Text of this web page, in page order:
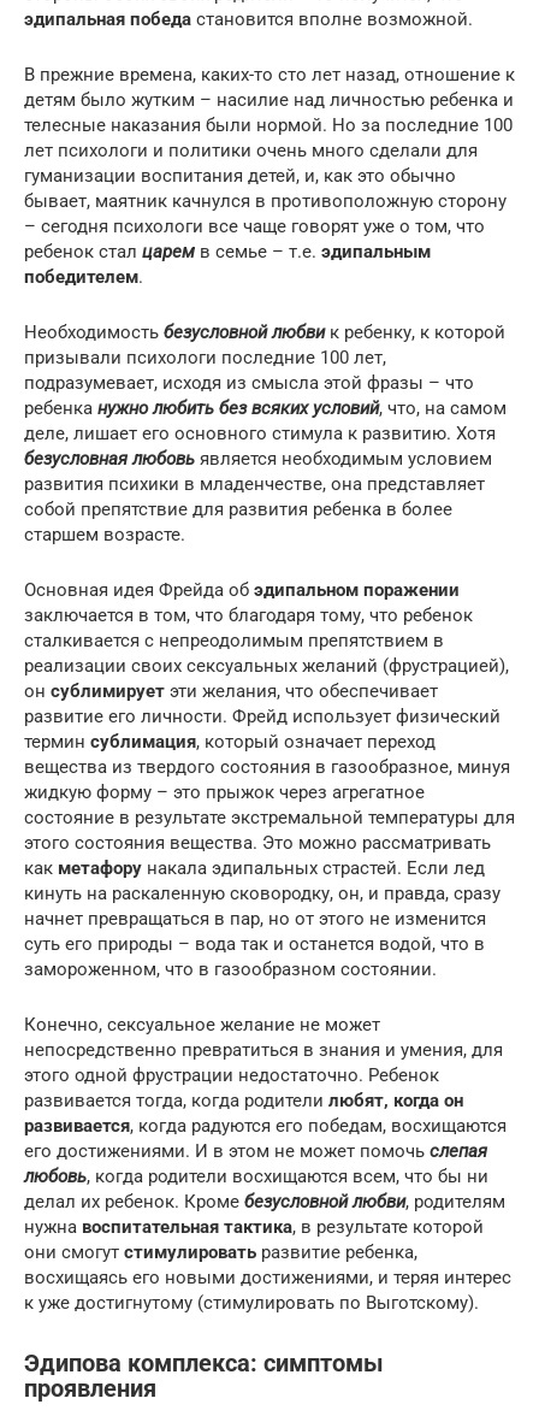
эдипальная победа становится вполне возможной.
В прежние времена, каких-то сто лет назад, отношение к
детям было жутким – насилие над личностью ребенка и
телесные наказания были нормой. Но за последние 100
лет психологи и политики очень много сделали для
гуманизации воспитания детей, и, как это обычно
бывает, маятник качнулся в противоположную сторону
– сегодня психологи все чаще говорят уже о том, что
ребенок стал царем в семье – т.е. эдипальным
победителем.
Необходимость безусловной любвик ребенку, к которой
призывали психологи последние 100 лет,
подразумевает, исходя из смысла этой фразы – что
ребенка нужно любить без всяких условий, что, на самом
деле, лишает его основного стимула к развитию. Хотя
безусловная любовь является необходимым условием
развития психики в младенчестве, она представляет
собой препятствие для развития ребенка в более
старшем возрасте.
Основная идея Фрейда об эдипальном поражении
заключается в том, что благодаря тому, что ребенок
сталкивается с непреодолимым препятствием в
реализации своих сексуальных желаний (фрустрацией),
он сублимирует эти желания, что обеспечивает
развитие его личности. Фрейд использует физический
термин сублимация, который означает переход
вещества из твердого состояния в газообразное, минуя
жидкую форму – это прыжок через агрегатное
состояние в результате экстремальной температуры для
этого состояния вещества. Это можно рассматривать
как метафору накала эдипальных страстей. Если лед
кинуть на раскаленную сковородку, он, и правда, сразу
начнет превращаться в пар, но от этого не изменится
суть его природы – вода так и останется водой, что в
замороженном, что в газообразном состоянии.
Конечно, сексуальное желание не может
непосредственно превратиться в знания и умения, для
этого одной фрустрации недостаточно. Ребенок
развивается тогда, когда родители любят, когда он
развивается, когда радуются его победам, восхищаются
его достижениями. И в этом не может помочь слепая
любовь, когда родители восхищаются всем, что бы ни
делал их ребенок. Кроме безусловной любви, родителям
нужна воспитательная тактика, в результате которой
они смогут стимулировать развитие ребенка,
восхищаясь его новыми достижениями, и теряя интерес
к уже достигнутому (стимулировать по Выготскому).
Эдипова комплекса: симптомы
проявления